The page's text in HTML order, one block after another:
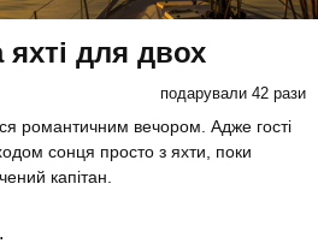
яхті для двох
подарували 42 рази
романтичним вечором. Адже гості
сонця просто з яхти, поки
капітан.